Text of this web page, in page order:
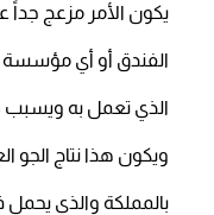
يكون الأمر مزعج جداً
الفندق أو أي مؤسسة
الذي تعمل به ويسبب
ويكون هذا نتاج الجو
بالمملكة والذي يحمل